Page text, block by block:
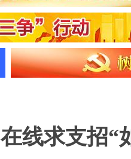
线求支招“